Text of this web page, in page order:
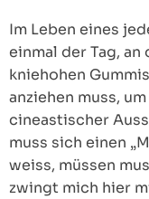
Im Leben eines
einmal der Tag,
kniehohen
anziehen muss,
cineastischer
muss sich einen
weiss, müssen
zwingt mich hier